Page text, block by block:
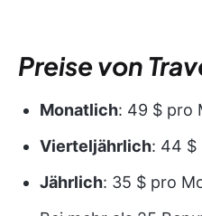
Preise von
Monatlich: 49 $ pro
Vierteljährlich: 44 $
Jährlich: 35 $ pro